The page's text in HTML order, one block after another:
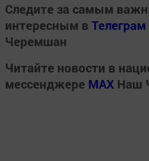
Следите за самым
интересным в Телеграм
Черемшан
Читайте новости в
мессенджере MАХ Наш